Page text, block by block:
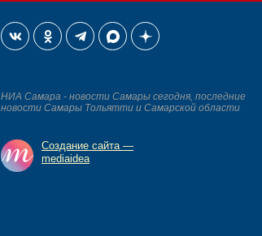
НИА Самара - новости Самары сегодня, последние
новости Самары Тольятти и Самарской области
Создание сайта —
mediaidea